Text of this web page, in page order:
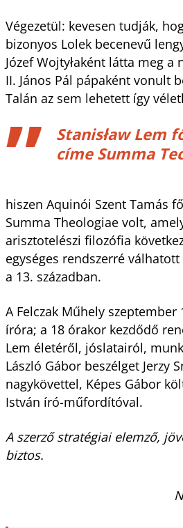
Végezetül: kevesen tudják,
bizonyos Lolek becenevű
Józef Wojtyłaként látta meg a
II. János Pál pápaként vonult
Talán az sem lehetett így
Stanisław Lem
címe Summa
hiszen Aquinói Szent Tamás
Summa Theologiae volt,
arisztotelészi filozófia
egységes rendszerré
a 13. században.
A Felczak Műhely szeptember
íróra; a 18 órakor kezdődő
Lem életéről, jóslatairól,
László Gábor beszélget Jerzy
nagykövettel, Képes Gábor
István író-műfordítóval.
A szerző stratégiai elemző,
biztos.